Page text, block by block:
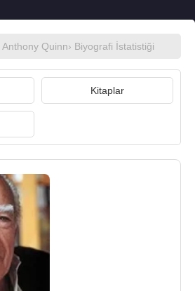
Anthony Quinn› Biyografi İstatistiği
Kitaplar